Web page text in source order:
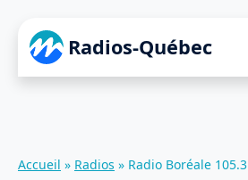
Radios-Québec
Accueil » Radios » Radio Boréale 105.3